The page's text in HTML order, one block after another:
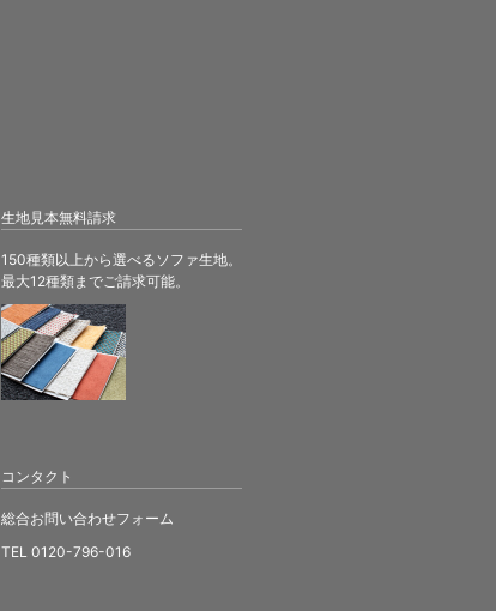
生地見本無料請求
150種類以上から選べるソファ生地。
最大12種類までご請求可能。
コンタクト
総合お問い合わせフォーム
TEL 0120-796-016